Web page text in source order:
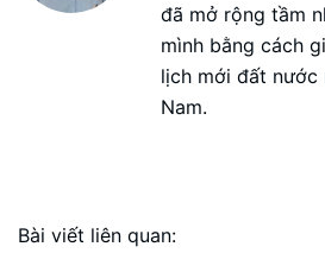
đã mở rộng tầm
mình bằng cách
lịch mới đất nước
Nam.
Bài viết liên quan: